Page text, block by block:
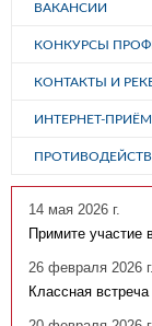
ВАКАНСИИ
КОНКУРСЫ
КОНТАКТЫ И
ИНТЕРНЕТ-
14 мая 2026 г.
Примите участие
26 февраля 2026 г.
Классная